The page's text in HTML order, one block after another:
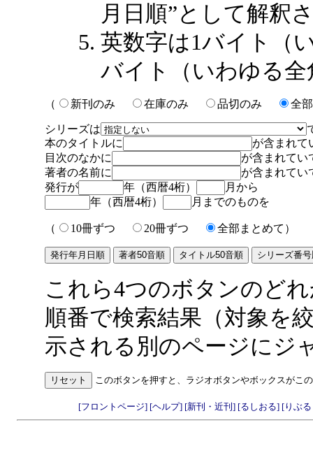
月日順”として解釈
英数字は1バイト（
バイト（いわゆる
（ 新刊のみ 在庫のみ 品切のみ 全
シリーズは
本のタイトルに
が含まれて
目次のなかに
が含まれてい
著者の名前に
が含まれてい
発行が
年（西暦4桁）
月から
年（西暦4桁）
月までのものを
（ 10冊ずつ 20冊ずつ 全部まとめて）
これら4つのボタンのど
順番で検索結果（対象を
示される別のページにジ
このボタンを押すと、ラジオボタンやボックスがこ
[フロントページ] [ヘルプ] [新刊・近刊] [るしおる] [りぶ